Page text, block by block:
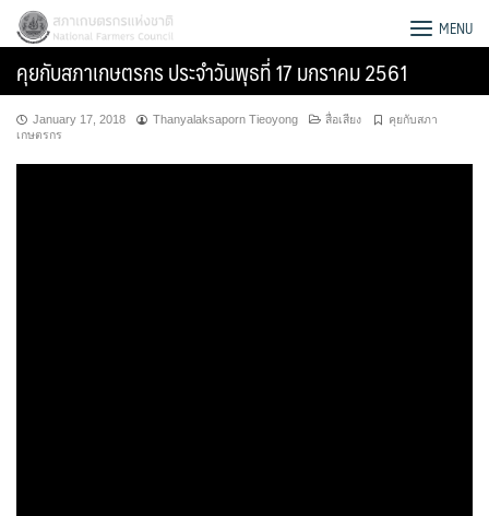
Skip
content
สภาเกษตรกรแห่งชาติ MENU
คุยกับสภาเกษตรกร ประจำวันพุธที่ 17 มกราคม 2561
January 17, 2018 Thanyalaksaporn Tieoyong สื่อเสียง
คุยกับสภา
เกษตรกร